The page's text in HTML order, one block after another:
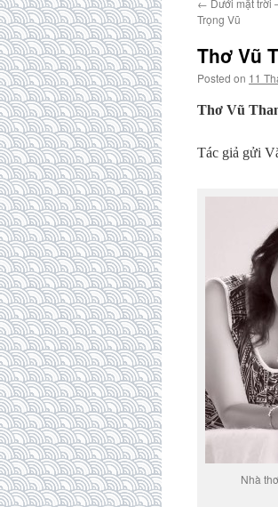
← Dưới mặt trời
Trọng Vũ
Thơ Vũ
Posted on 11
Thơ Vũ
Tác giả gửi
Nhà